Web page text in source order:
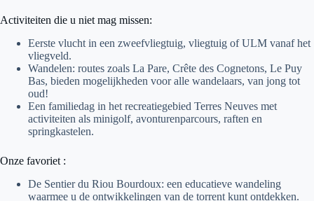
Activiteiten die u niet mag missen:
Eerste vlucht in een zweefvliegtuig, vliegtuig of ULM vanaf het
vliegveld.
Wandelen: routes zoals La Pare, Crête des Cognetons, Le Puy
Bas, bieden mogelijkheden voor alle wandelaars, van jong tot
oud!
Een familiedag in het recreatiegebied Terres Neuves met
activiteiten als minigolf, avonturenparcours, raften en
springkastelen.
Onze favoriet :
De Sentier du Riou Bourdoux: een educatieve wandeling
waarmee u de ontwikkelingen van de torrent kunt ontdekken.